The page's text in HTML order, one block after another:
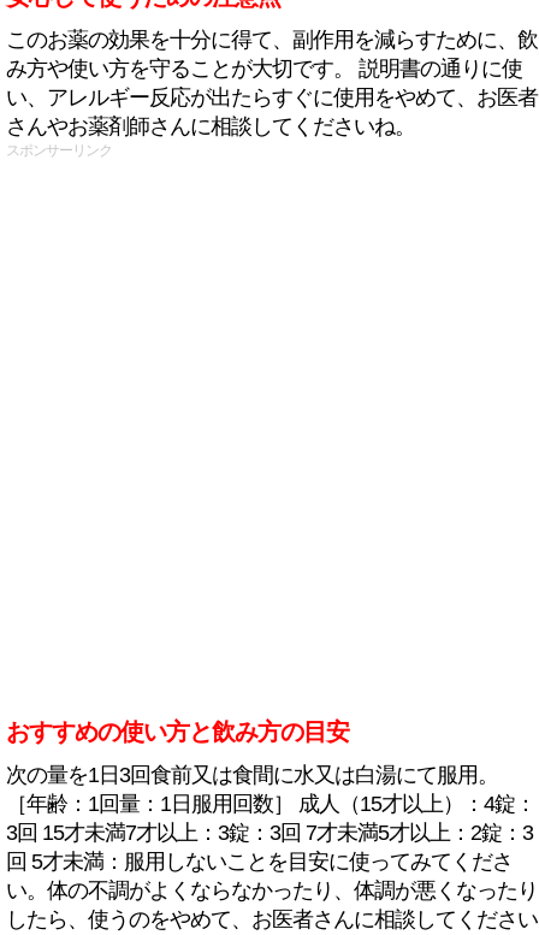
このお薬の効果を十分に得て、副作用を減らすために、飲
み方や使い方を守ることが大切です。 説明書の通りに使
い、アレルギー反応が出たらすぐに使用をやめて、お医者
さんやお薬剤師さんに相談してくださいね。
スポンサーリンク
おすすめの使い方と飲み方の目安
次の量を1日3回食前又は食間に水又は白湯にて服用。
［年齢：1回量：1日服用回数］ 成人（15才以上）：4錠：
3回 15才未満7才以上：3錠：3回 7才未満5才以上：2錠：3
回 5才未満：服用しないことを目安に使ってみてくださ
い。体の不調がよくならなかったり、体調が悪くなったり
したら、使うのをやめて、お医者さんに相談してください